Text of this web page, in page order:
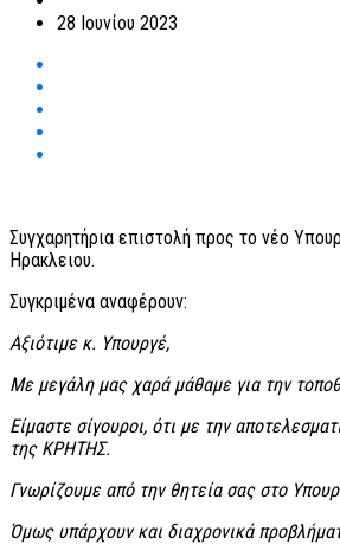
28 Ιουνίου 2023
Συγχαρητήρια επιστολή προς το νέο
Ηρακλειου.
Συγκριμένα αναφέρουν:
Αξιότιμε κ. Υπουργέ,
Με μεγάλη μας χαρά μάθαμε για την
Είμαστε σίγουροι, ότι με την
της ΚΡΗΤΗΣ.
Γνωρίζουμε από την θητεία σας στο
Όμως υπάρχουν και διαχρονικά